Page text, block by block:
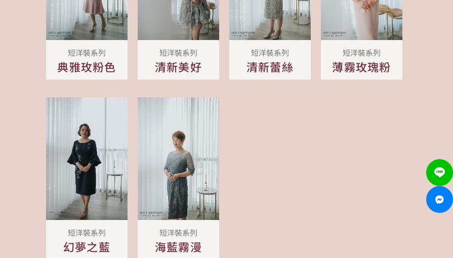
預約方式
短洋裝系列
典雅玫粉色
短洋裝系列
清新美好
短洋裝系列
清新蕾絲
短洋裝系列
薄霧玫瑰粉
短洋裝系列
幻夢之藍
短洋裝系列
海藍霧漫